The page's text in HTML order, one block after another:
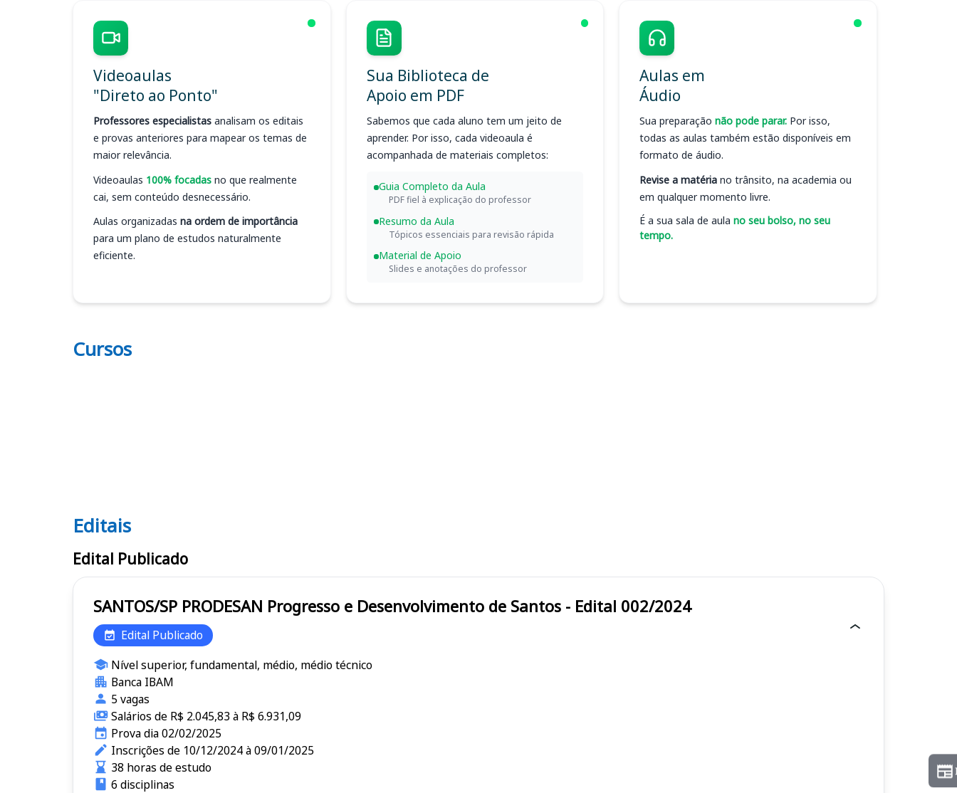
Videoaulas
"Direto ao Ponto"
Professores especialistas analisam os editais
e provas anteriores para mapear os temas de
maior relevância.
Videoaulas 100% focadas no que realmente
cai, sem conteúdo desnecessário.
Aulas organizadas na ordem de importância
para um plano de estudos naturalmente
eficiente.
Sua Biblioteca de
Apoio em PDF
Sabemos que cada aluno tem um jeito de
aprender. Por isso, cada videoaula é
acompanhada de materiais completos:
Guia Completo da Aula
PDF fiel à explicação do professor
Resumo da Aula
Tópicos essenciais para revisão rápida
Material de Apoio
Slides e anotações do professor
Aulas em
Áudio
Sua preparação não pode parar. Por isso,
todas as aulas também estão disponíveis em
formato de áudio.
Revise a matéria no trânsito, na academia ou
em qualquer momento livre.
É a sua sala de aula no seu bolso, no seu
tempo.
Cursos
Editais PRODESAN
Editais
Edital Publicado
SANTOS/SP PRODESAN Progresso e Desenvolvimento de Santos - Edital 002/2024
Edital Publicado
Nível superior, fundamental, médio, médio técnico
Banca IBAM
5 vagas
Salários de R$ 2.045,83 à R$ 6.931,09
Prova dia 02/02/2025
Inscrições de 10/12/2024 à 09/01/2025
38 horas de estudo
6 disciplinas